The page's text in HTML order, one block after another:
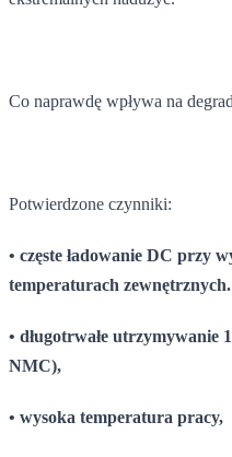
Co naprawdę wpływa na
Potwierdzone czynniki:
• częste ładowanie DC przy
temperaturach zewnętrznych.
• długotrwałe utrzymywanie
NMC),
• wysoka temperatura pracy,